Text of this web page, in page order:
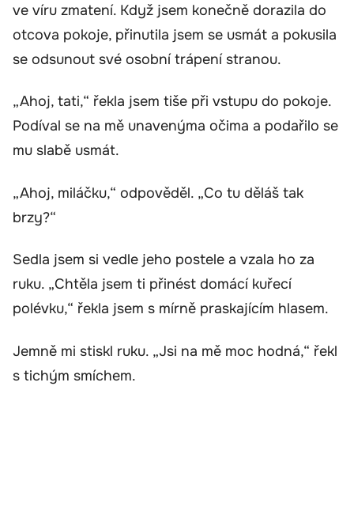
ve víru zmatení. Když jsem konečně dorazila do
otcova pokoje, přinutila jsem se usmát a pokusila
se odsunout své osobní trápení stranou.
„Ahoj, tati,“ řekla jsem tiše při vstupu do pokoje.
Podíval se na mě unavenýma očima a podařilo se
mu slabě usmát.
„Ahoj, miláčku,“ odpověděl. „Co tu děláš tak
brzy?“
Sedla jsem si vedle jeho postele a vzala ho za
ruku. „Chtěla jsem ti přinést domácí kuřecí
polévku,“ řekla jsem s mírně praskajícím hlasem.
Jemně mi stiskl ruku. „Jsi na mě moc hodná,“ řekl
s tichým smíchem.